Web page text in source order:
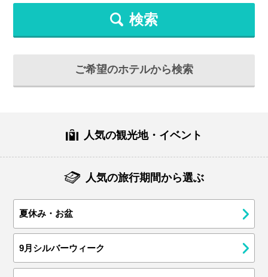
検索
ご希望のホテルから検索
人気の観光地・イベント
人気の旅行期間から選ぶ
夏休み・お盆
9月シルバーウィーク